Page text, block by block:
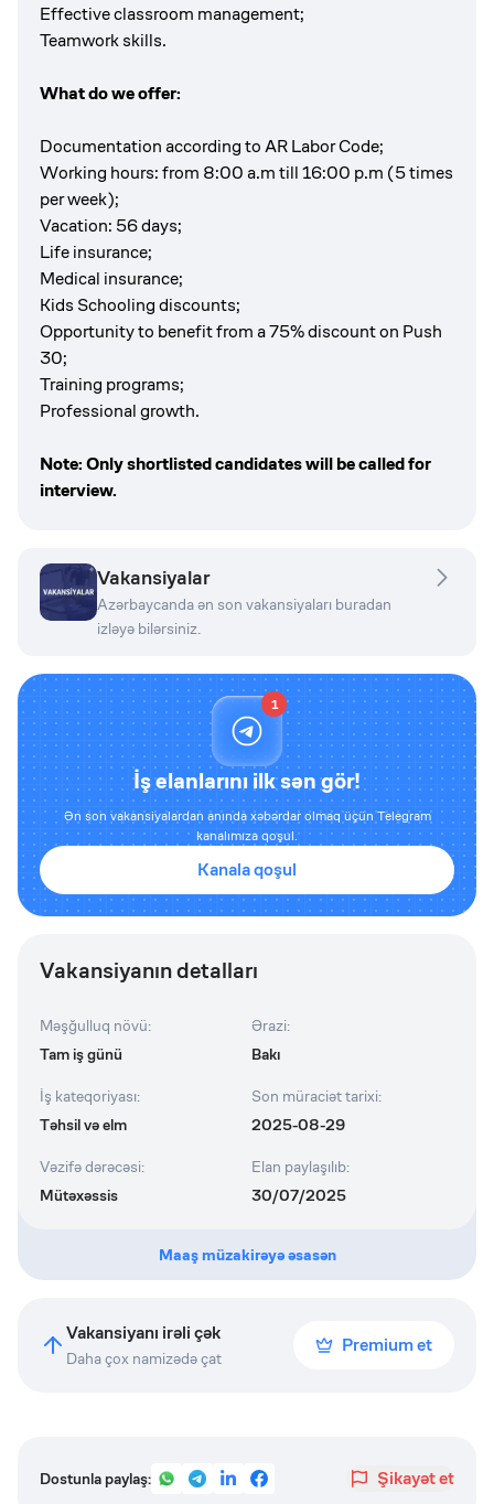
Effective classroom management;
Teamwork skills.
What do we offer:
Documentation according to AR Labor Code;
Working hours: from 8:00 a.m till 16:00 p.m (5 times
per week);
Vacation: 56 days;
Life insurance;
Medical insurance;
Kids Schooling discounts;
Opportunity to benefit from a 75% discount on Push
30;
Training programs;
Professional growth.
Note: Only shortlisted candidates will be called for
interview.
Vakansiyalar
Azərbaycanda ən son vakansiyaları buradan
izləyə bilərsiniz.
1
İş elanlarını ilk sən gör!
Ən son vakansiyalardan anında xəbərdar olmaq üçün Telegram
kanalımıza qoşul.
Kanala qoşul
Vakansiyanın detalları
Məşğulluq növü:
Tam iş günü
Ərazi:
Bakı
İş kateqoriyası:
Təhsil və elm
Son müraciət tarixi:
2025-08-29
Vəzifə dərəcəsi:
Mütəxəssis
Elan paylaşılıb:
30/07/2025
Maaş müzakirəyə əsasən
Vakansiyanı irəli çək
Daha çox namizədə çat
Premium et
Dostunla paylaş: Şikayət et